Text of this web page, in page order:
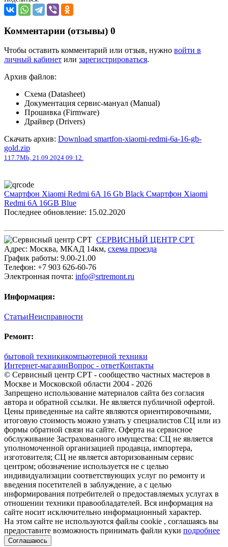
Комментарии (отзывы) 0
Чтобы оставить комментарий или отзыв, нужно войти в
личный кабинет или зарегистрироваться.
Архив файлов:
Схема (Datasheet)
Документация сервис-мануал (Manual)
Прошивка (Firmware)
Драйвер (Drivers)
Скачать архив: Download smartfon-xiaomi-redmi-6a-16-gb-
gold.zip
117.7Mb, 21.09.2024 09:12.
Смартфон Xiaomi Redmi 6A 16 Gb Black Смартфон Xiaomi
Redmi 6A 16GB Blue
Последнее обновление: 15.02.2020
СЕРВИСНЫЙ ЦЕНТР СРТ
Адрес: Москва, МКАД 14км, cхема проезда
График работы: 9.00-21.00
Телефон: +7 903 626-60-76
Электронная почта: info@srtremont.ru
Информация:
СтатьиНеисправности
Ремонт:
бытовой техникикомпьютерной техники
Интернет-магазинВопрос - ответКонтакты
© Сервисный центр СРТ - сообщество частных мастеров в
Москве и Московской области 2004 - 2026
Запрещено использование материалов сайта без согласия
автора и обратной ссылки. Не является публичной офертой.
Цены приведенные на сайте являются ориентировочными,
итоговую стоимость можно узнать у специалистов СЦ или из
формы обратной связи на сайте. Оферта на сервисное
обслуживание Застрахованного имущества: СЦ не является
уполномоченной организацией продавца, импортера,
изготовителя; СЦ не является авторизованным сервис
центром; обозначение используется не с целью
индивидуализации соответствующих услуг по ремонту и
введения посетителей в заблуждение, а с целью
информирования потребителей о предоставляемых услугах в
отношении техники правообладателей. Вся информация на
сайте носит исключительно информационный характер.
На этом сайте не используются файлы cookie , соглашаясь вы
предоставите возможность принимать файли куки подробнее
Соглашаюсь